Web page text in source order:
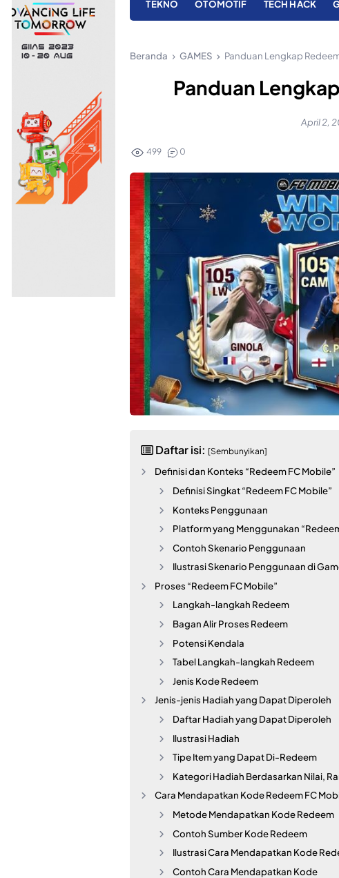
TEKNO OTOMOTIF TECH HACK
Beranda GAMES Panduan Lengkap
Panduan
April 2,
499 0
Daftar isi: [Sembunyikan]
Definisi dan Konteks “Redeem FC Mobile”
Definisi Singkat “Redeem FC Mobile”
Konteks Penggunaan
Platform yang Menggunakan
Contoh Skenario Penggunaan
Ilustrasi Skenario Penggunaan di
Proses “Redeem FC Mobile”
Langkah-langkah Redeem
Bagan Alir Proses Redeem
Potensi Kendala
Tabel Langkah-langkah Redeem
Jenis Kode Redeem
Jenis-jenis Hadiah yang Dapat Diperoleh
Daftar Hadiah yang Dapat Diperoleh
Ilustrasi Hadiah
Tipe Item yang Dapat Di-Redeem
Kategori Hadiah Berdasarkan Nilai,
Cara Mendapatkan Kode Redeem FC
Metode Mendapatkan Kode Redeem
Contoh Sumber Kode Redeem
Ilustrasi Cara Mendapatkan Kode
Contoh Cara Mendapatkan Kode